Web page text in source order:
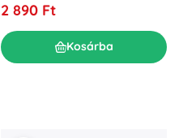
2 890 Ft
Kosárba